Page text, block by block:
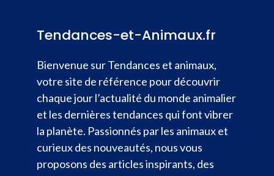
Tendances-et-Animaux.fr
Bienvenue sur Tendances et animaux,
votre site de référence pour découvrir
chaque jour l’actualité du monde animalier
et les dernières tendances qui font vibrer
la planète. Passionnés par les animaux et
curieux des nouveautés, nous vous
proposons des articles inspirants, des